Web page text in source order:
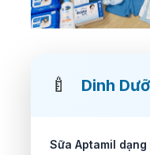
🍼 Dinh
Sữa Aptamil dạng